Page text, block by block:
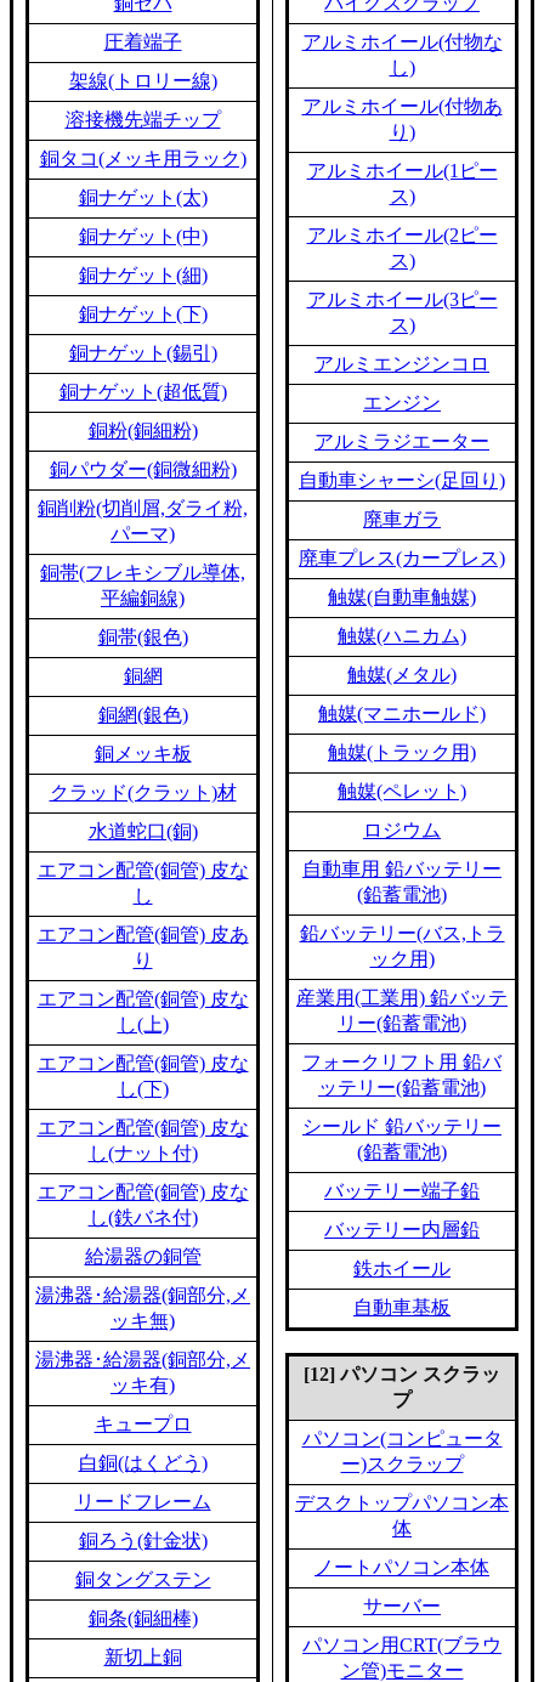
圧着端子
架線(トロリー線)
溶接機先端チップ
銅タコ(メッキ用ラック)
銅ナゲット(太)
銅ナゲット(中)
銅ナゲット(細)
銅ナゲット(下)
銅ナゲット(錫引)
銅ナゲット(超低質)
銅粉(銅細粉)
銅パウダー(銅微細粉)
銅削粉(切削屑,ダライ粉,
パーマ)
銅帯(フレキシブル導体,
平編銅線)
銅帯(銀色)
銅網
銅網(銀色)
銅メッキ板
クラッド(クラット)材
水道蛇口(銅)
エアコン配管(銅管) 皮な
し
エアコン配管(銅管) 皮あ
り
エアコン配管(銅管) 皮な
し(上)
エアコン配管(銅管) 皮な
し(下)
エアコン配管(銅管) 皮な
し(ナット付)
エアコン配管(銅管) 皮な
し(鉄バネ付)
給湯器の銅管
湯沸器･給湯器(銅部分,メ
ッキ無)
湯沸器･給湯器(銅部分,メ
ッキ有)
キュープロ
白銅(はくどう)
リードフレーム
銅ろう(針金状)
銅タングステン
銅条(銅細棒)
新切上銅
アルミホイール(付物な
し)
アルミホイール(付物あ
り)
アルミホイール(1ピー
ス)
アルミホイール(2ピー
ス)
アルミホイール(3ピー
ス)
アルミエンジンコロ
エンジン
アルミラジエーター
自動車シャーシ(足回り)
廃車ガラ
廃車プレス(カープレス)
触媒(自動車触媒)
触媒(ハニカム)
触媒(メタル)
触媒(マニホールド)
触媒(トラック用)
触媒(ペレット)
ロジウム
自動車用 鉛バッテリー
(鉛蓄電池)
鉛バッテリー(バス,トラ
ック用)
産業用(工業用) 鉛バッテ
リー(鉛蓄電池)
フォークリフト用 鉛バ
ッテリー(鉛蓄電池)
シールド 鉛バッテリー
(鉛蓄電池)
バッテリー端子鉛
バッテリー内層鉛
鉄ホイール
自動車基板
[12] パソコン スクラッ
プ
パソコン(コンピュータ
ー)スクラップ
デスクトップパソコン本
体
ノートパソコン本体
サーバー
パソコン用CRT(ブラウ
ン管)モニター